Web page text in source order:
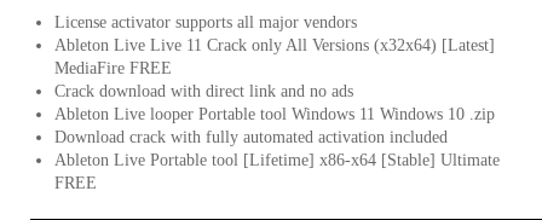
License activator supports all major vendors
Ableton Live Live 11 Crack only All Versions (x32x64) [Latest]
MediaFire FREE
Crack download with direct link and no ads
Ableton Live looper Portable tool Windows 11 Windows 10 .zip
Download crack with fully automated activation included
Ableton Live Portable tool [Lifetime] x86-x64 [Stable] Ultimate
FREE